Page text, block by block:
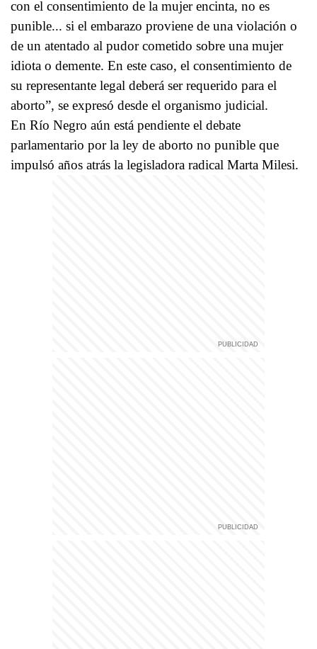
con el consentimiento de la mujer encinta, no es
punible... si el embarazo proviene de una violación o
de un atentado al pudor cometido sobre una mujer
idiota o demente. En este caso, el consentimiento de
su representante legal deberá ser requerido para el
aborto”, se expresó desde el organismo judicial.
En Río Negro aún está pendiente el debate
parlamentario por la ley de aborto no punible que
impulsó años atrás la legisladora radical Marta Milesi.